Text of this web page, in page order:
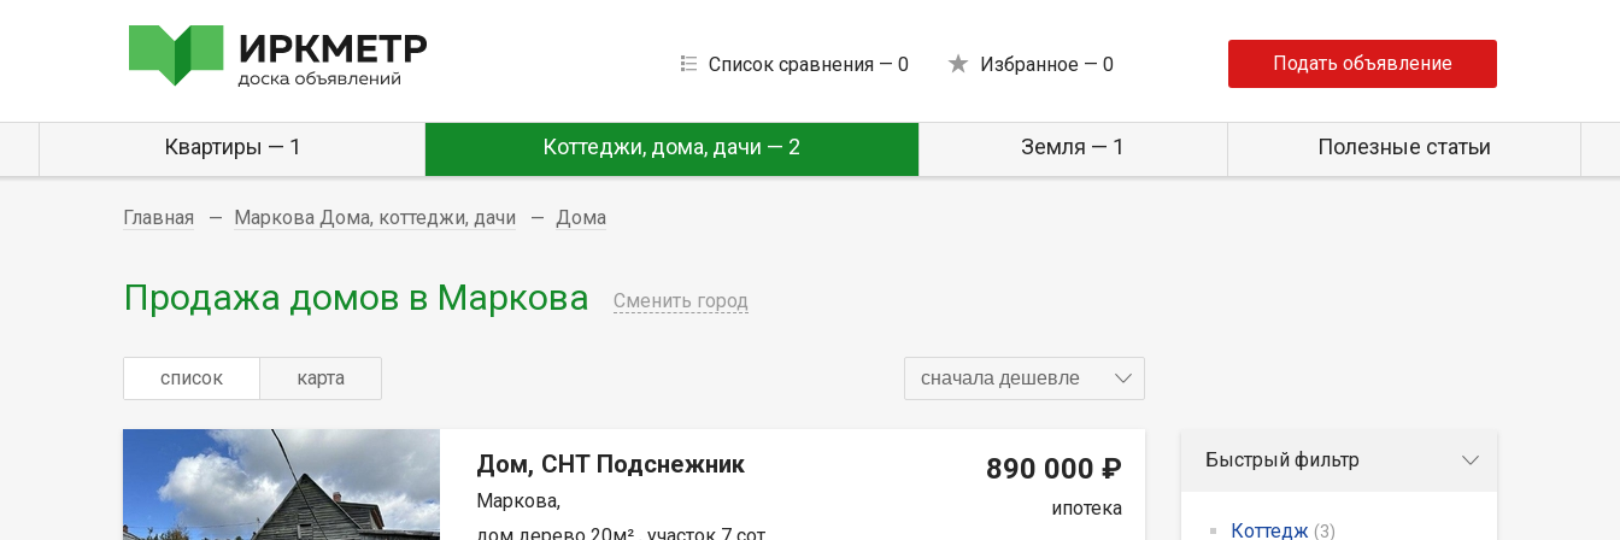
Список сравнения — 0 Избранное — 0 Подать объявление
Квартиры — 1 Коттеджи, дома, дачи — 2 Земля — 1 Полезные статьи
Главная Маркова Дома, коттеджи, дачи Дома
Продажа домов в Маркова Сменить город
список карта сначала дешевле
Дом, СНТ Подснежник
Маркова,
890 000 ₽
ипотека
Быстрый фильтр
Коттедж (3)